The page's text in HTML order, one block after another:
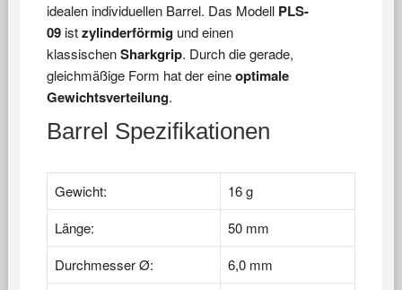
idealen individuellen Barrel. Das Modell PLS-
09istzylinderförmigund einen
klassischenSharkgrip. Durch die gerade,
gleichmäßige Form hat der eineoptimale
Gewichtsverteilung.
Barrel Spezifikationen
Gewicht:
16 g
Länge:
50 mm
Durchmesser Ø:
6,0 mm